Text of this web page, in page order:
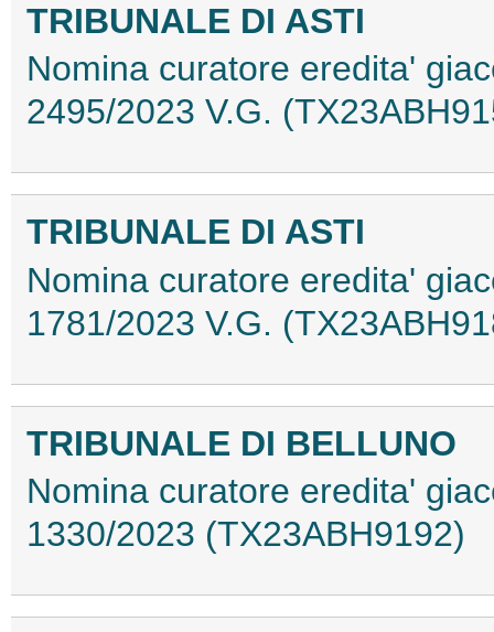
TRIBUNALE DI ASTI
Nomina curatore eredita'
2495/2023 V.G.
TRIBUNALE DI ASTI
Nomina curatore eredita'
1781/2023 V.G.
TRIBUNALE DI BELLUNO
Nomina curatore eredita'
1330/2023 (TX23ABH9192)